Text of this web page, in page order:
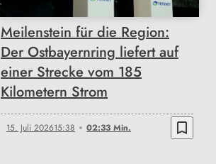
Meilenstein für die Region:
Der Ostbayernring liefert auf
einer Strecke vom 185
Kilometern Strom
15. Juli 202615:38 02:33 Min. bookmark_border